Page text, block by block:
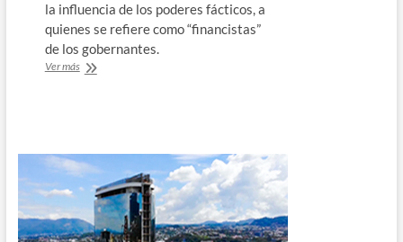
la influencia de los poderes fácticos, a
quienes se refiere como “financistas”
de los gobernantes.
Ver másPastor
seguridad
del
país
y
habla